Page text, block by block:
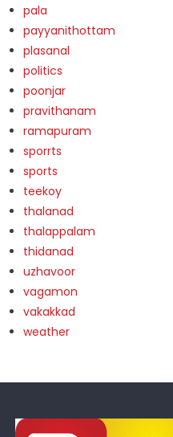
pala
payyanithottam
plasanal
politics
poonjar
pravithanam
ramapuram
sporrts
sports
teekoy
thalanad
thalappalam
thidanad
uzhavoor
vagamon
vakakkad
weather